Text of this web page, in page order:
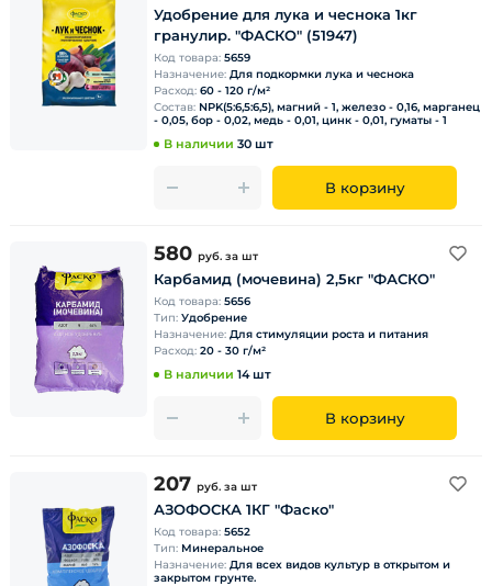
Удобрение для лука и чеснока 1кг
гранулир. "ФАСКО" (51947)
Код товара: 5659
Назначение: Для подкормки лука и чеснока
Расход: 60 - 120 г/м²
Состав: NPK(5:6,5:6,5), магний - 1, железо - 0,16, марганец
- 0,05, бор - 0,02, медь - 0,01, цинк - 0,01, гуматы - 1
В наличии 30 шт
В корзину
580 руб. за шт
Карбамид (мочевина) 2,5кг "ФАСКО"
Код товара: 5656
Тип: Удобрение
Назначение: Для стимуляции роста и питания
Расход: 20 - 30 г/м²
В наличии 14 шт
В корзину
207 руб. за шт
АЗОФОСКА 1КГ "Фаско"
Код товара: 5652
Тип: Минеральное
Назначение: Для всех видов культур в открытом и
закрытом грунте.